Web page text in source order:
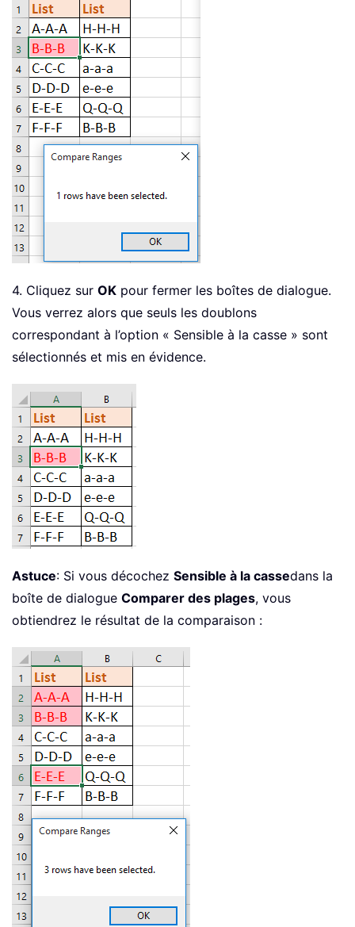
4. Cliquez sur OK pour fermer les boîtes de dialogue.
Vous verrez alors que seuls les doublons
correspondant à l’option « Sensible à la casse » sont
sélectionnés et mis en évidence.
Astuce: Si vous décochez Sensible à la cassedans la
boîte de dialogue Comparer des plages, vous
obtiendrez le résultat de la comparaison :